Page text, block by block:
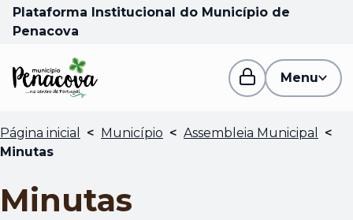
Plataforma Institucional do Município de
Penacova
Menu
Página inicial < Município < Assembleia Municipal
<
Minutas
Minutas